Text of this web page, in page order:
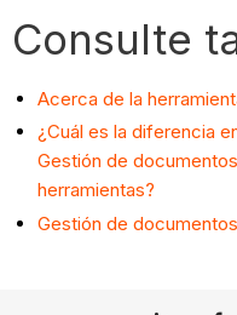
Consulte
Acerca de la
¿Cuál es la diferencia
Gestión de
herramientas?
Gestión de